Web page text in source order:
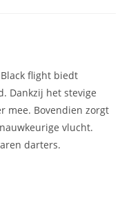
Black flight biedt
Dankzij het stevige
mee. Bovendien zorgt
vlucht.
darters.